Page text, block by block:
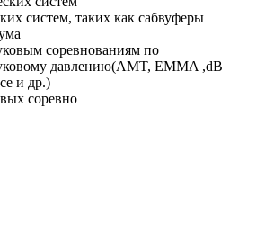
систем, таких как сабвуферы
соревнованиям по
давлению(AMT, EMMA ,dB
и др.)
соревно